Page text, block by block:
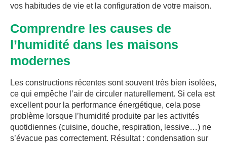
vos habitudes de vie et la configuration de votre maison.
Comprendre les causes de
l’humidité dans les maisons
modernes
Les constructions récentes sont souvent très bien isolées,
ce qui empêche l’air de circuler naturellement. Si cela est
excellent pour la performance énergétique, cela pose
problème lorsque l’humidité produite par les activités
quotidiennes (cuisine, douche, respiration, lessive…) ne
s’évacue pas correctement. Résultat : condensation sur